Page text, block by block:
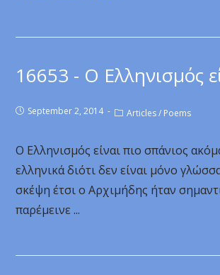
16653 - Ο Ελληνισμός
September 2, 2014 Articles / Poems
Ο Ελληνισμός είναι πιο σπάνιος
ελληνικά διότι δεν είναι μόνο
σκέψη έτσι ο Αρχιμήδης ήταν
παρέμεινε ...